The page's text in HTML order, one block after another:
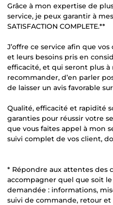
Grâce à mon expertise de
service, je peux garantir à
SATISFACTION COMPLETE.**
J’offre ce service afin que
et leurs besoins pris en
efficacité, et qui seront plus à
recommander, d’en parler
de laisser un avis favorable
Qualité, efficacité et rapidité
garanties pour réussir votre
que vous faites appel à mon
suivi complet de vos client,
* Répondre aux attentes des
accompagner quel que soit le
demandée : informations,
suivi de commande, retour